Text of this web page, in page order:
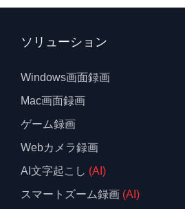
ソリューション
Windows画面録画
Mac画面録画
ゲーム録画
Webカメラ録画
AI文字起こし (AI)
スマートズーム録画 (AI)